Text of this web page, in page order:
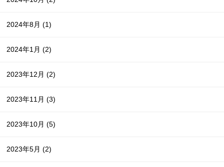
2024年8月(1)
2024年1月(2)
2023年12月(2)
2023年11月(3)
2023年10月(5)
2023年5月(2)